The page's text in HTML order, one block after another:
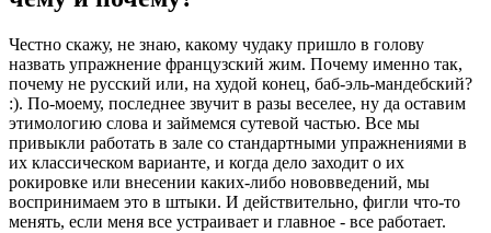
Честно скажу, не знаю, какому чудаку пришло в голову
назвать упражнение французский жим. Почему именно так,
почему не русский или, на худой конец, баб-эль-мандебский?
:). По-моему, последнее звучит в разы веселее, ну да оставим
этимологию слова и займемся сутевой частью. Все мы
привыкли работать в зале со стандартными упражнениями в
их классическом варианте, и когда дело заходит о их
рокировке или внесении каких-либо нововведений, мы
воспринимаем это в штыки. И действительно, фигли что-то
менять, если меня все устраивает и главное - все работает.